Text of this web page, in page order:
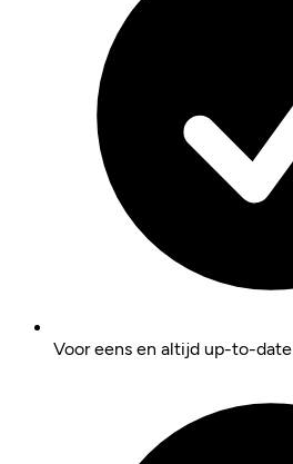
Voor eens en altijd up-to-date